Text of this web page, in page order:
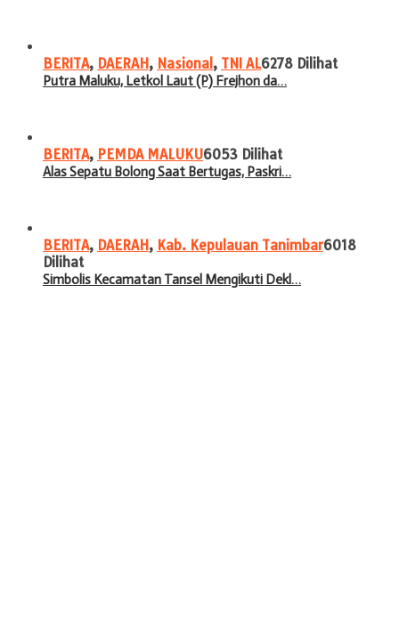
BERITA, DAERAH , Nasional , TNI AL6278 Dilihat
Putra Maluku, Letkol Laut (P) Frejhon da…
BERITA, PEMDA MALUKU6053 Dilihat
Alas Sepatu Bolong Saat Bertugas, Paskri…
BERITA, DAERAH , Kab. Kepulauan Tanimbar6018
Dilihat
Simbolis Kecamatan Tansel Mengikuti Dekl…